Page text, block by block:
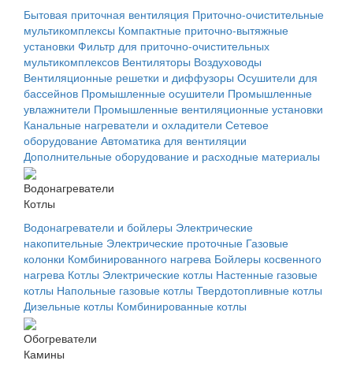
Бытовая приточная вентиляция Приточно-очистительные
мультикомплексы Компактные приточно-вытяжные
установки Фильтр для приточно-очистительных
мультикомплексов Вентиляторы Воздуховоды
Вентиляционные решетки и диффузоры Осушители для
бассейнов Промышленные осушители Промышленные
увлажнители Промышленные вентиляционные установки
Канальные нагреватели и охладители Сетевое
оборудование Автоматика для вентиляции
Дополнительные оборудование и расходные материалы
Водонагреватели
Котлы
Водонагреватели и бойлеры Электрические
накопительные Электрические проточные Газовые
колонки Комбинированного нагрева Бойлеры косвенного
нагрева Котлы Электрические котлы Настенные газовые
котлы Напольные газовые котлы Твердотопливные котлы
Дизельные котлы Комбинированные котлы
Обогреватели
Камины